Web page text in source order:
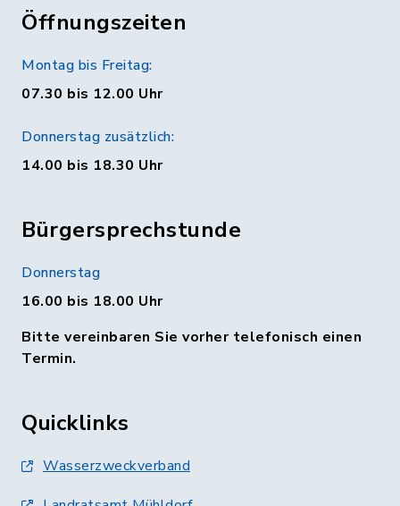
Öffnungszeiten
Montag bis Freitag:
07.30 bis 12.00 Uhr
Donnerstag zusätzlich:
14.00 bis 18.30 Uhr
Bürgersprechstunde
Donnerstag
16.00 bis 18.00 Uhr
Bitte vereinbaren Sie vorher telefonisch einen
Termin.
Quicklinks
Wasserzweckverband